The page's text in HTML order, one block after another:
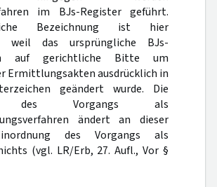
im BJs-Register geführt.
Bezeichnung ist hier
weil das ursprüngliche BJs-
auf gerichtliche Bitte um
Ermittlungsakten ausdrücklich in
geändert wurde. Die
des Vorgangs als
ändert an dieser
des Vorgangs als
(vgl. LR/Erb, 27. Aufl., Vor §